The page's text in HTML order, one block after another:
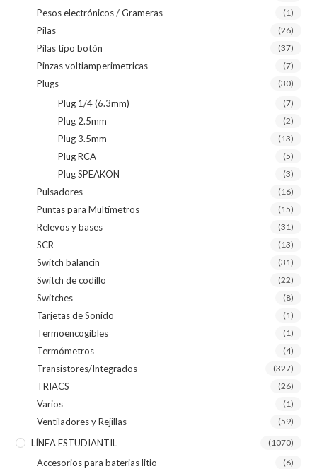
Pesos electrónicos / Grameras (1)
Pilas (26)
Pilas tipo botón (37)
Pinzas voltiamperimetricas (7)
Plugs (30)
Plug 1/4 (6.3mm) (7)
Plug 2.5mm (2)
Plug 3.5mm (13)
Plug RCA (5)
Plug SPEAKON (3)
Pulsadores (16)
Puntas para Multímetros (15)
Relevos y bases (31)
SCR (13)
Switch balancin (31)
Switch de codillo (22)
Switches (8)
Tarjetas de Sonido (1)
Termoencogibles (1)
Termómetros (4)
Transistores/Integrados (327)
TRIACS (26)
Varios (1)
Ventiladores y Rejillas (59)
LÍNEA ESTUDIANTIL (1070)
Accesorios para baterias litio (6)